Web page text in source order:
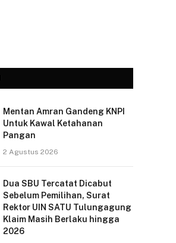
Mentan Amran Gandeng KNPI
Untuk Kawal Ketahanan
Pangan
2 Agustus 2026
Dua SBU Tercatat Dicabut
Sebelum Pemilihan, Surat
Rektor UIN SATU Tulungagung
Klaim Masih Berlaku hingga
2026